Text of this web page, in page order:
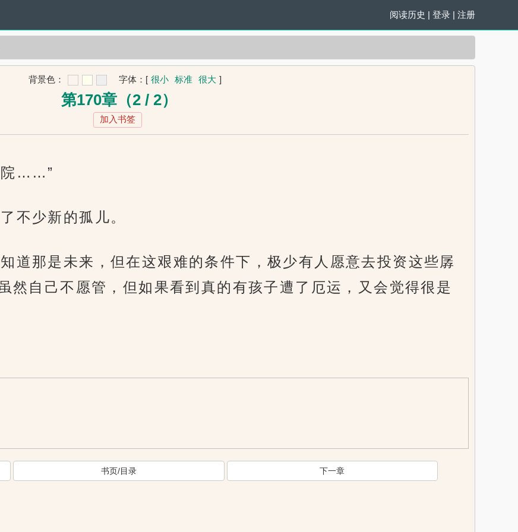
阅读历史 | 登录 | 注册
背景色： 字体： [ 很小 标准 很大 ]
第170章（2 / 2）
加入书签
院……”
不少新的孤儿。
道那是未来，但在这艰难的条件下，极少有人愿意去投资这些孱
然自己不愿管，但如果看到真的有孩子遭了厄运，又会觉得很是
书页/目录 下一章